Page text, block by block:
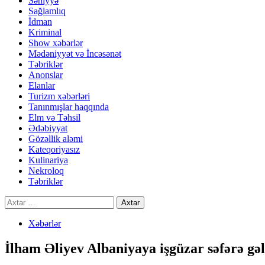
Sağlamlıq
İdman
Kriminal
Show xəbərlər
Mədəniyyət və İncəsənət
Təbriklər
Anonslar
Elanlar
Turizm xəbərləri
Tanınmışlar haqqında
Elm və Təhsil
Ədəbiyyat
Gözəllik aləmi
Kateqoriyasız
Kulinariya
Nekroloq
Təbriklər
Axtarış:
Xəbərlər
İlham Əliyev Albaniyaya işgüzar səfərə